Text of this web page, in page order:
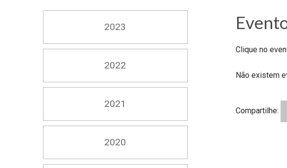
2023
2022
2021
2020
Clique no
Não existem
Compartilhe: